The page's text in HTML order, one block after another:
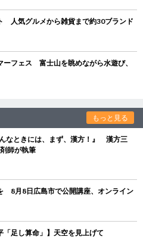
人気グルメから雑貨まで約30ブランド
ーフェス 富士山を眺めながら水遊び、
もっと見る
なときには、まず、漢方！』 漢方三
師が執筆
8月8日広島市で公開講座、オンライン
「足し算命」】天空を見上げて